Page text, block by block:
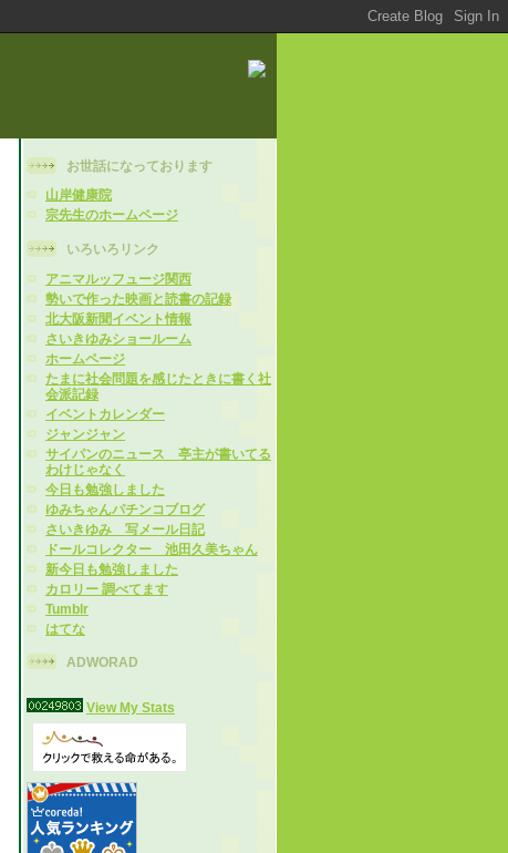
お世話になっております
山岸健康院
宗先生のホームページ
いろいろリンク
アニマルッフュージ関西
勢いで作った映画と読書の記録
北大阪新聞イベント情報
さいきゆみショールーム
ホームページ
たまに社会問題を感じたときに書く社
会派記録
イベントカレンダー
ジャンジャン
サイパンのニュース 亭主が書いてる
わけじゃなく
今日も勉強しました
ゆみちゃんパチンコブログ
さいきゆみ 写メール日記
ドールコレクター 池田久美ちゃん
新今日も勉強しました
カロリー 調べてます
Tumblr
はてな
ADWORAD
View My Stats